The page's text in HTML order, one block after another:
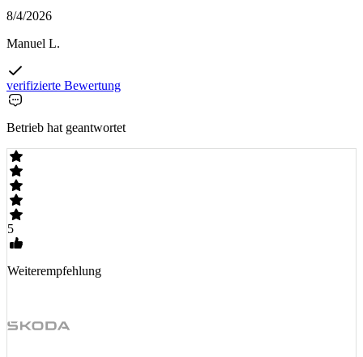
8/4/2026
Manuel L.
verifizierte Bewertung
Betrieb hat geantwortet
5
Weiterempfehlung